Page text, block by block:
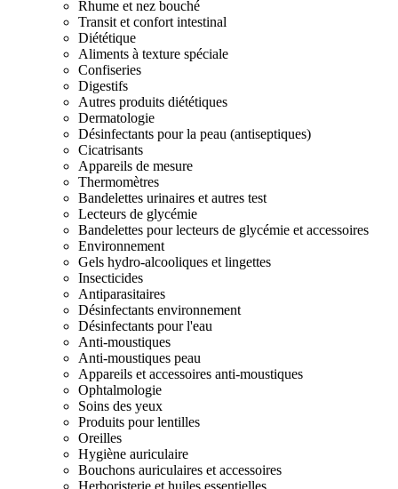
Rhume et nez bouché
Transit et confort intestinal
Diététique
Aliments à texture spéciale
Confiseries
Digestifs
Autres produits diététiques
Dermatologie
Désinfectants pour la peau (antiseptiques)
Cicatrisants
Appareils de mesure
Thermomètres
Bandelettes urinaires et autres test
Lecteurs de glycémie
Bandelettes pour lecteurs de glycémie et accessoires
Environnement
Gels hydro-alcooliques et lingettes
Insecticides
Antiparasitaires
Désinfectants environnement
Désinfectants pour l'eau
Anti-moustiques
Anti-moustiques peau
Appareils et accessoires anti-moustiques
Ophtalmologie
Soins des yeux
Produits pour lentilles
Oreilles
Hygiène auriculaire
Bouchons auriculaires et accessoires
Herboristerie et huiles essentielles